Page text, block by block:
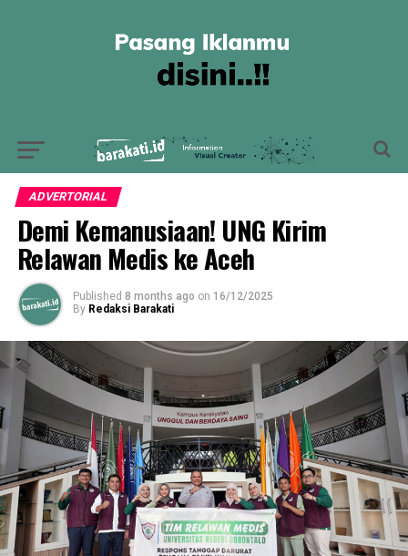
ADVERTORIAL
Demi Kemanusiaan! UNG Kirim
Relawan Medis ke Aceh
Published 8 months ago on 16/12/2025
By Redaksi Barakati